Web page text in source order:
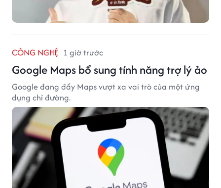
CÔNG NGHỆ 1 giờ trước
Google Maps bổ sung tính năng trợ lý ảo
Google đang đẩy Maps vượt xa vai trò của một ứng
dụng chỉ đường.